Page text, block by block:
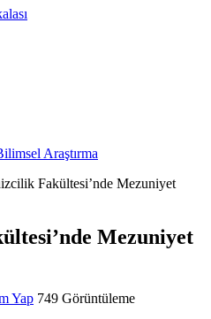
Araştırma
Fakültesi’nde Mezuniyet
Mezuniyet
Yap 749 Görüntüleme